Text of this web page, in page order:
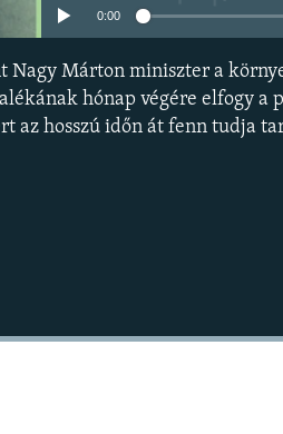
0:00
Nagy Márton miniszter a
hónap végére elfogy a
az hosszú időn át fenn tudja